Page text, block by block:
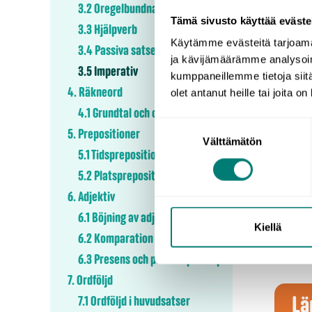
Tämä sivusto käyttää
Käytämme evästeitä
ja kävijämäärämme
kumppaneillemme tietoja
olet antanut heille tai joita
Välttämätön
Kiellä
3.2 Oregelbundna verb
3.3 Hjälpverb
3.4 Passiva satser
3.5 Imperativ
4. Räkneord
4.1 Grundtal och ordningstal
5. Prepositioner
5.1 Tidsprepositioner
5.2 Platsprepositioner
6. Adjektiv
6.1 Böjning av adjektiv
6.2 Komparation av adjektiv
6.3 Presens och perfekt particip
7. Ordföljd
7.1 Ordföljd i huvudsatser
med